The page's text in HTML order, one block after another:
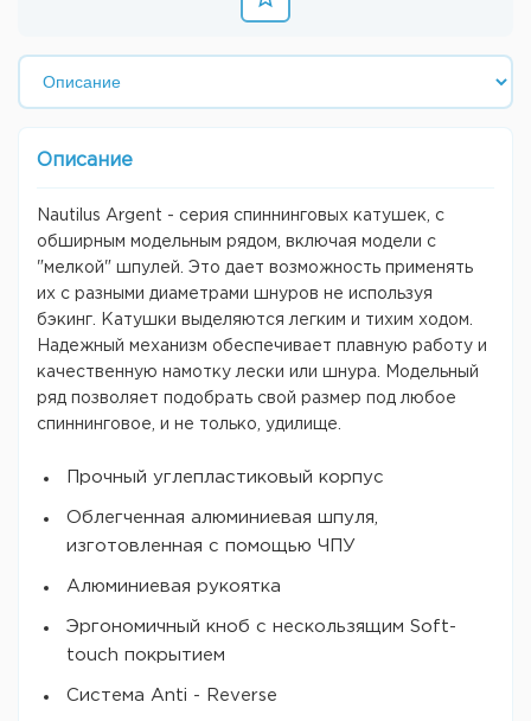
Описание
Nautilus Argent - серия спиннинговых катушек, с
обширным модельным рядом, включая модели с
"мелкой" шпулей. Это дает возможность применять
их с разными диаметрами шнуров не используя
бэкинг. Катушки выделяются легким и тихим ходом.
Надежный механизм обеспечивает плавную работу и
качественную намотку лески или шнура. Модельный
ряд позволяет подобрать свой размер под любое
спиннинговое, и не только, удилище.
Прочный углепластиковый корпус
Облегченная алюминиевая шпуля,
изготовленная с помощью ЧПУ
Алюминиевая рукоятка
Эргономичный кноб с нескользящим Soft-
touch покрытием
Система Anti - Reverse